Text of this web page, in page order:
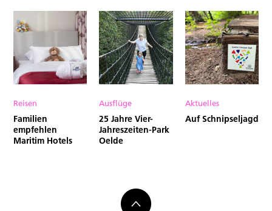
Reisen
Familien
empfehlen
Maritim Hotels
Ausflüge
25 Jahre Vier-
Jahreszeiten-Park
Oelde
Aktuelles
Auf Schnipseljagd